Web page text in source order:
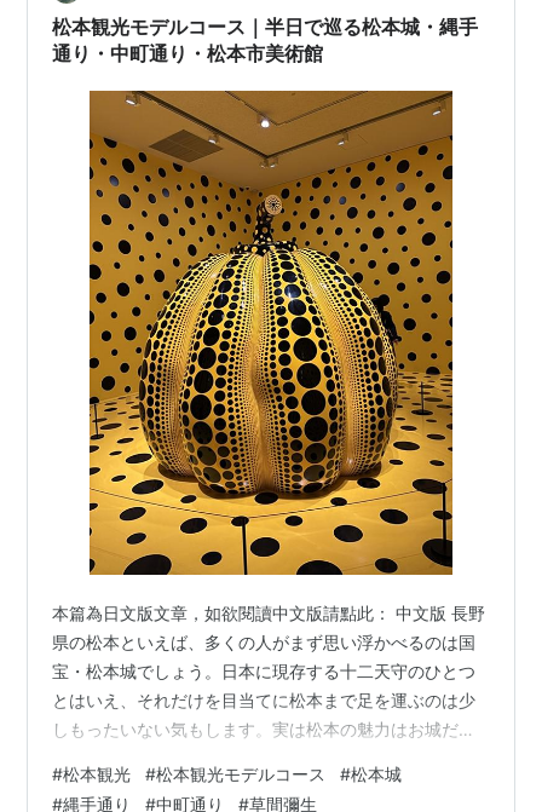
天守を正面から見るだけでなく、周囲を少し歩い…
松本観光モデルコース｜半日で巡る松本城・縄手
通り・中町通り・松本市美術館
本篇為日文版文章，如欲閱讀中文版請點此： 中文版 長野
県の松本といえば、多くの人がまず思い浮かべるのは国
宝・松本城でしょう。日本に現存する十二天守のひとつ
とはいえ、それだけを目当てに松本まで足を運ぶのは少
しもったいない気もします。実は松本の魅力はお城だけ
がら女鳥羽川沿いを散策し、カエルで有名な縄手通り
#松本観光 #松本観光モデルコース #松本城
#縄手通り #中町通り #草間彌生